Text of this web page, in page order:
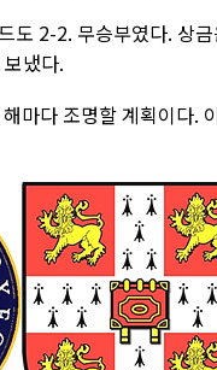
2-2. 무승부였다. 상
냈다.
마다 조명할 계획이다.